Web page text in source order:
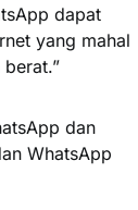
dapat
yang mahal
dan
WhatsApp